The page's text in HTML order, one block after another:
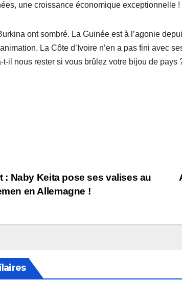
une croissance économique exceptionnelle !
ont sombré. La Guinée est à l’agonie
La Côte d’Ivoire n’en a pas fini avec
t-il nous rester si vous brûlez votre bijou de pays
: Naby Keita pose ses valises au
en Allemagne !